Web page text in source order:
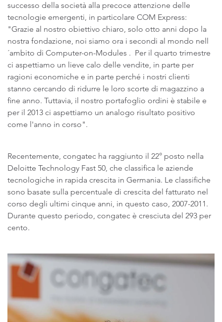
successo della società alla precoce attenzione delle
tecnologie emergenti, in particolare COM Express:
"Grazie al nostro obiettivo chiaro, solo otto anni dopo la
nostra fondazione, noi siamo ora i secondi al mondo nell
´ambito di Computer-on-Modules . Per il quarto trimestre
ci aspettiamo un lieve calo delle vendite, in parte per
ragioni economiche e in parte perché i nostri clienti
stanno cercando di ridurre le loro scorte di magazzino a
fine anno. Tuttavia, il nostro portafoglio ordini è stabile e
per il 2013 ci aspettiamo un analogo risultato positivo
come l'anno in corso".
Recentemente, congatec ha raggiunto il 22° posto nella
Deloitte Technology Fast 50, che classifica le aziende
tecnologiche in rapida crescita in Germania. Le classifiche
sono basate sulla percentuale di crescita del fatturato nel
corso degli ultimi cinque anni, in questo caso, 2007-2011.
Durante questo periodo, congatec è cresciuta del 293 per
cento.